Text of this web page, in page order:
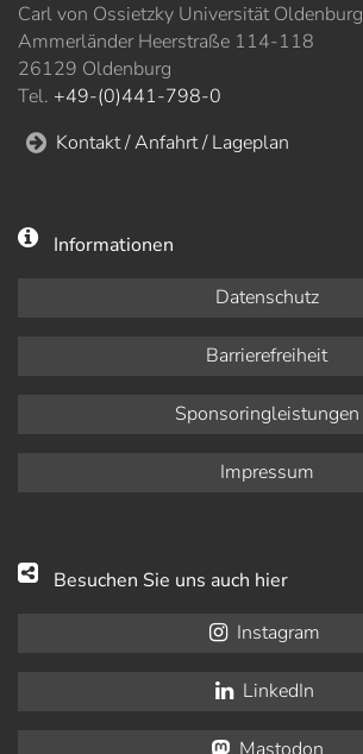
Carl von Ossietzky Universität Oldenburg
Ammerländer Heerstraße 114-118
26129 Oldenburg
Tel. +49-(0)441-798-0
Kontakt / Anfahrt / Lageplan
Informationen
Datenschutz
Barrierefreiheit
Sponsoringleistungen
Impressum
Besuchen Sie uns auch hier
Instagram
LinkedIn